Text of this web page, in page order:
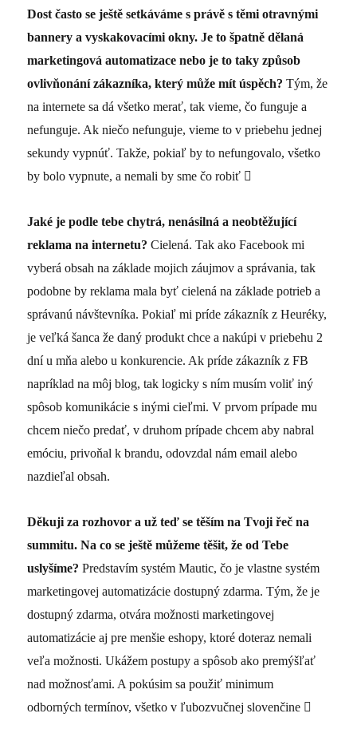
Dost často se ještě setkáváme s právě s těmi otravnými
bannery a vyskakovacími okny. Je to špatně dělaná
marketingová automatizace nebo je to taky způsob
ovlivňonání zákazníka, který může mít úspěch?Tým, že
na internete sa dá všetko merať, tak vieme, čo funguje a
nefunguje. Ak niečo nefunguje, vieme to v priebehu jednej
sekundy vypnúť. Takže, pokiaľ by to nefungovalo, všetko
by bolo vypnute, a nemali by sme čo robiť 
Jaké je podle tebe chytrá, nenásilná a neobtěžující
reklama na internetu?Cielená. Tak ako Facebook mi
vyberá obsah na základe mojich záujmov a správania, tak
podobne by reklama mala byť cielená na základe potrieb a
správanú návštevníka. Pokiaľ mi príde zákazník z Heuréky,
je veľká šanca že daný produkt chce a nakúpi v priebehu 2
dní u mňa alebo u konkurencie. Ak príde zákazník z FB
napríklad na môj blog, tak logicky s ním musím voliť iný
spôsob komunikácie s inými cieľmi. V prvom prípade mu
chcem niečo predať, v druhom prípade chcem aby nabral
emóciu, privoňal k brandu, odovzdal nám email alebo
nazdieľal obsah.
Děkuji za rozhovor a už teď se těším na Tvoji řeč na
summitu. Na co se ještě můžeme těšit, že od Tebe
uslyšíme?Predstavím systém Mautic, čo je vlastne systém
marketingovej automatizácie dostupný zdarma. Tým, že je
dostupný zdarma, otvára možnosti marketingovej
automatizácie aj pre menšie eshopy, ktoré doteraz nemali
veľa možnosti. Ukážem postupy a spôsob ako premýšľať
nad možnosťami. A pokúsim sa použiť minimum
odborných termínov, všetko v ľubozvučnej slovenčine 